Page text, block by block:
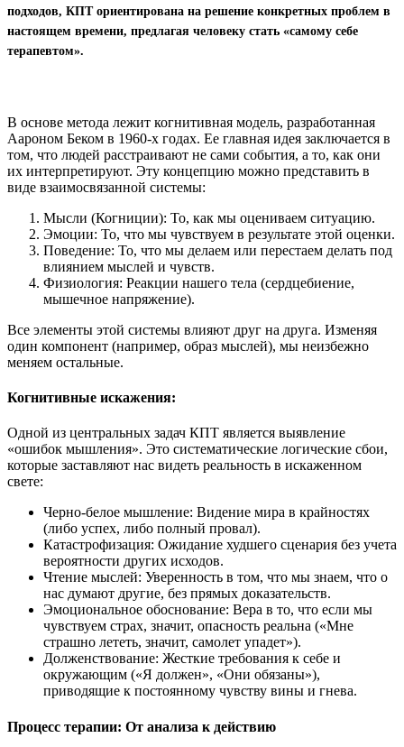
подходов, КПТ ориентирована на решение конкретных проблем в
настоящем времени, предлагая человеку стать «самому себе
терапевтом».
В основе метода лежит когнитивная модель, разработанная
Аароном Беком в 1960-х годах. Ее главная идея заключается в
том, что людей расстраивают не сами события, а то, как они
их интерпретируют. Эту концепцию можно представить в
виде взаимосвязанной системы:
Мысли (Когниции): То, как мы оцениваем ситуацию.
Эмоции: То, что мы чувствуем в результате этой оценки.
Поведение: То, что мы делаем или перестаем делать под
влиянием мыслей и чувств.
Физиология: Реакции нашего тела (сердцебиение,
мышечное напряжение).
Все элементы этой системы влияют друг на друга. Изменяя
один компонент (например, образ мыслей), мы неизбежно
меняем остальные.
Когнитивные искажения:
Одной из центральных задач КПТ является выявление
«ошибок мышления». Это систематические логические сбои,
которые заставляют нас видеть реальность в искаженном
свете:
Черно-белое мышление: Видение мира в крайностях
(либо успех, либо полный провал).
Катастрофизация: Ожидание худшего сценария без учета
вероятности других исходов.
Чтение мыслей: Уверенность в том, что мы знаем, что о
нас думают другие, без прямых доказательств.
Эмоциональное обоснование: Вера в то, что если мы
чувствуем страх, значит, опасность реальна («Мне
страшно лететь, значит, самолет упадет»).
Долженствование: Жесткие требования к себе и
окружающим («Я должен», «Они обязаны»),
приводящие к постоянному чувству вины и гнева.
Процесс терапии: От анализа к действию